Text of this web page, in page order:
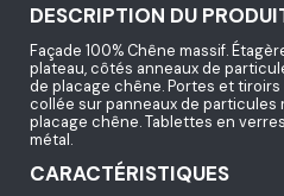
DESCRIPTION DU
Façade 100% Chêne massif.
plateau, côtés anneaux de
de placage chêne. Portes et
collée sur panneaux de
placage chêne. Tablettes en
métal.
CARACTÉRISTIQUES